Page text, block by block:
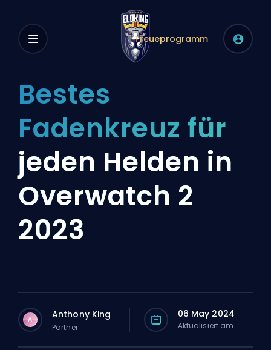
Treueprogramm
Bestes
Fadenkreuz für
jeden Helden in
Overwatch 2
2023
A Anthony King
Partner
06 May 2024
Aktualisiert am